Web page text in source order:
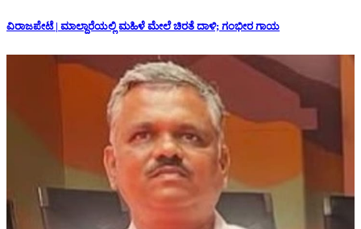
ವಿರಾಜಪೇಟೆ | ಮಾಲ್ದಾರೆಯಲ್ಲಿ ಮಹಿಳೆ ಮೇಲೆ ಚಿರತೆ ದಾಳಿ; ಗಂಭೀರ ಗಾಯ